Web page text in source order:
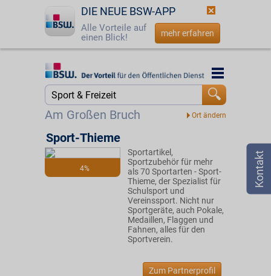
DIE NEUE BSW-APP
Alle Vorteile auf
einen Blick!
mehr erfahren
Startseite
Jetzt BSW-Mitglied werden
☎ 0800 - 279 25 82
Am Großen Bruch
Startseite
4%
Sport-Thieme
Sportartikel,
Sportzubehör für mehr
als 70 Sportarten - Sport-
Thieme, der Spezialist für
Schulsport und
Vereinssport. Nicht nur
Sportgeräte, auch Pokale,
Medaillen, Flaggen und
Fahnen, alles für den
Sportverein.
Zum Partnerprofil